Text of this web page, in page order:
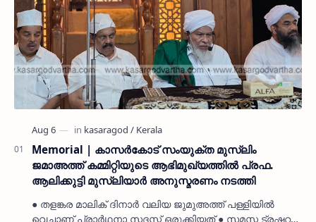
Memorial | കാസർകോട് സംയുക്ത മുസ്ലിം
ജമാഅത്ത് കമ്മിറ്റിയുടെ ആഭിമുഖ്യത്തിൽ പ്രഫ.
ആലിക്കുട്ടി മുസ്ലിയാർ അനുസ്മരണം നടത്തി
● തളങ്കര മാലിക് ദിനാർ വലിയ ജുമുഅത്ത് പള്ളിയിൽ
വെച്ചാണ് പ്രാർഥനാ സദസ്സ് ഒരുക്കിയത് ● സമസ്ത ട്രഷറർ